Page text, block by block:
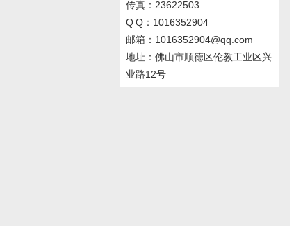
传真：23622503
Q Q：1016352904
邮箱：1016352904@qq.com
地址：佛山市顺德区伦教工业区兴
业路12号